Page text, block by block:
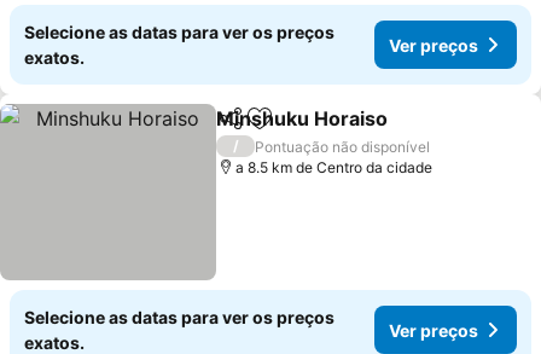
Selecione as datas para ver os preços
exatos.
Ver preços
PartilharAdicionar aos favoritos
Minshuku Horaiso
/
Pontuação não disponível
a 8.5 km de Centro da cidade
Selecione as datas para ver os preços
exatos.
Ver preços